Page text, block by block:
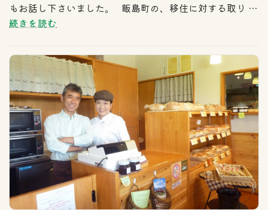
もお話し下さいました。 飯島町の、移住に対する取り …
続きを読む